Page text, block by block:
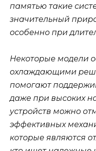
памятью такие
значительный
особенно при
Некоторые модели
охлаждающими
помогают
даже при высоких
устройств можно
эффективных
которые являются